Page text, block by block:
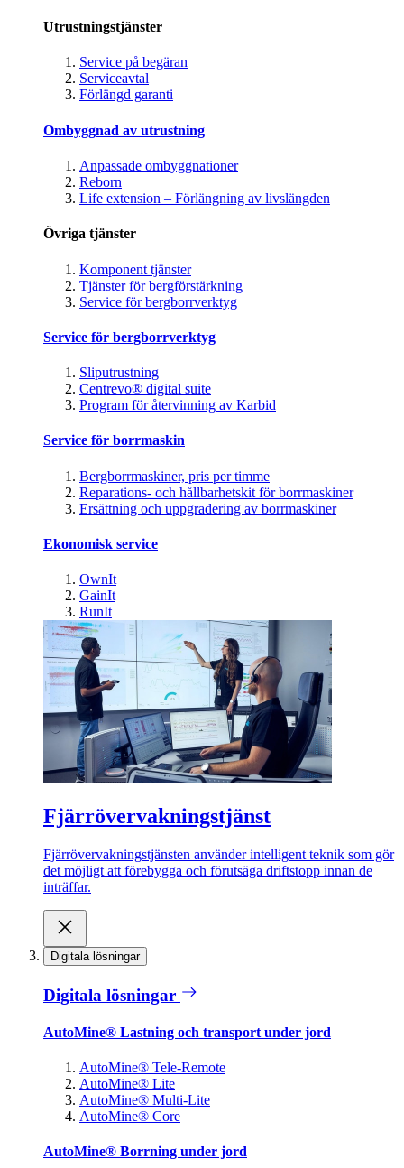
Utrustningstjänster
Service på begäran
Serviceavtal
Förlängd garanti
Ombyggnad av utrustning
Anpassade ombyggnationer
Reborn
Life extension – Förlängning av livslängden
Övriga tjänster
Komponent tjänster
Tjänster för bergförstärkning
Service för bergborrverktyg
Service för bergborrverktyg
Sliputrustning
Centrevo® digital suite
Program för återvinning av Karbid
Service för borrmaskin
Bergborrmaskiner, pris per timme
Reparations- och hållbarhetskit för borrmaskiner
Ersättning och uppgradering av borrmaskiner
Ekonomisk service
OwnIt
GainIt
RunIt
Fjärrövervakningstjänst
Fjärrövervakningstjänsten använder intelligent teknik som gör
det möjligt att förebygga och förutsäga driftstopp innan de
inträffar.
Digitala lösningar
Digitala lösningar
AutoMine® Lastning och transport under jord
AutoMine® Tele-Remote
AutoMine® Lite
AutoMine® Multi-Lite
AutoMine® Core
AutoMine® Borrning under jord